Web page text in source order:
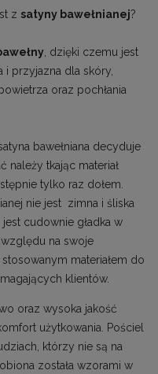
z satyny bawełnianej?
, dzięki czemu jest
i przyjazna dla skóry,
oraz pochłania
bawełniana decyduje
należy tkając materiał
tylko raz dołem.
nie jest zimna i śliska
cudownie gładka w
na swoje
materiałem do
klientów.
oraz wysoka jakość
użytkowania. Pościel
którzy nie są na
została wzorami w